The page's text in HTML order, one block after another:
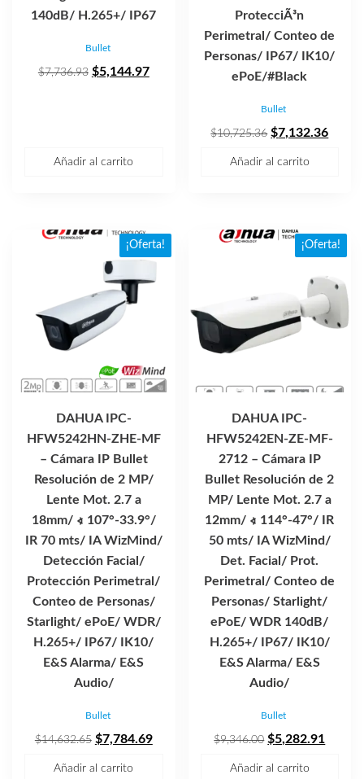
140dB/ H.265+/ IP67
Bullet
$7,736.93 El
$5,144.97El
Añadir al carrito
ProtecciÃ³n
Perimetral/ Conteo de
Personas/ IP67/ IK10/
ePoE/#Black
Bullet
$10,725.36 El
$7,132.36El
Añadir al carrito
¡Oferta!
DAHUA IPC-
HFW5242HN-ZHE-MF
– Cámara IP Bullet
Resolución de 2 MP/
Lente Mot. 2.7 a
18mm/ ∢ 107°-33.9°/
IR 70 mts/ IA WizMind/
Detección Facial/
Protección Perimetral/
Conteo de Personas/
Starlight/ ePoE/ WDR/
H.265+/ IP67/ IK10/
E&S Alarma/ E&S
Audio/
Bullet
$14,632.65 El
$7,784.69El
Añadir al carrito
¡Oferta!
DAHUA IPC-
HFW5242EN-ZE-MF-
2712 – Cámara IP
Bullet Resolución de 2
MP/ Lente Mot. 2.7 a
12mm/ ∢ 114°-47°/ IR
50 mts/ IA WizMind/
Det. Facial/ Prot.
Perimetral/ Conteo de
Personas/ Starlight/
ePoE/ WDR 140dB/
H.265+/ IP67/ IK10/
E&S Alarma/ E&S
Audio/
Bullet
$9,346.00 El
$5,282.91El
Añadir al carrito